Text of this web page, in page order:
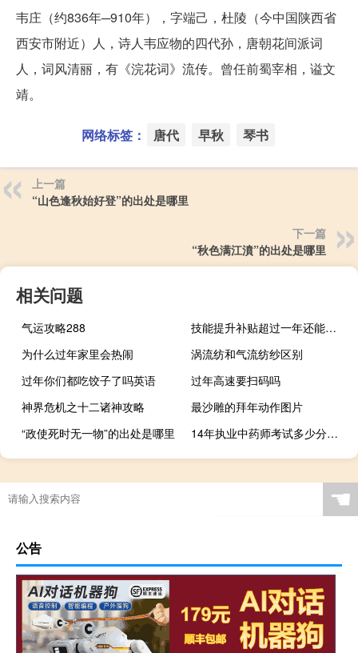
韦庄（约836年─910年），字端己，杜陵（今中国陕西省
西安市附近）人，诗人韦应物的四代孙，唐朝花间派词
人，词风清丽，有《浣花词》流传。曾任前蜀宰相，谥文
靖。
网络标签： 唐代 早秋 琴书
上一篇
“山色逢秋始好登”的出处是哪里
下一篇
“秋色满江濆”的出处是哪里
相关问题
气运攻略288
技能提升补贴超过一年还能领吗
为什么过年家里会热闹
涡流纺和气流纺纱区别
过年你们都吃饺子了吗英语
过年高速要扫码吗
神界危机之十二诸神攻略
最沙雕的拜年动作图片
“政使死时无一物”的出处是哪里
14年执业中药师考试多少分数合格
☚
公告